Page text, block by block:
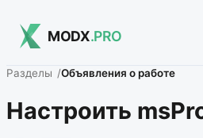
MODX.PRO
Разделы Объявления о работе
Настроить